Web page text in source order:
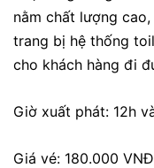
nằm chất lượng
trang bị hệ thống
cho khách hàng đi
Giờ xuất phát: 12h
Giá vé: 180.000